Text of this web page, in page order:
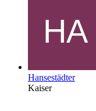
Hansestädter
Kaiser